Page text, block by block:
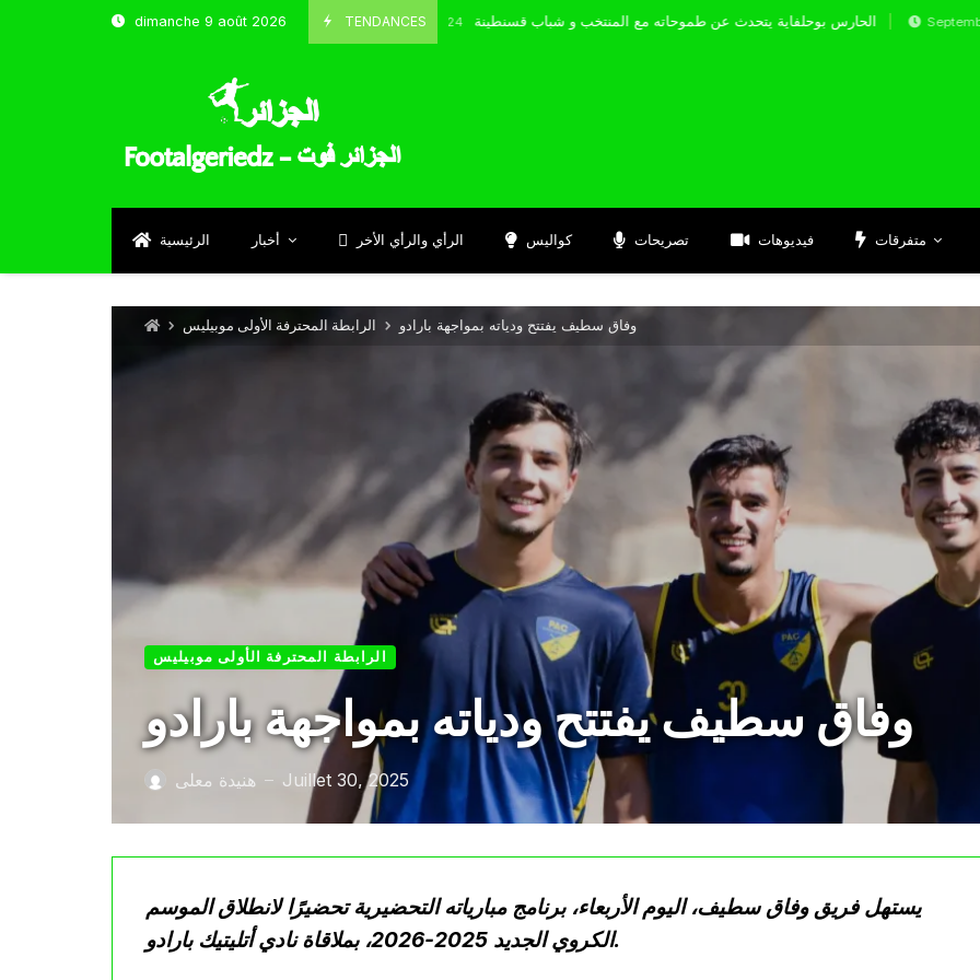
dimanche 9 août 2026 TENDANCES
Octobre 8, 2024 الحارس بوحلفاية يتحدث عن طموحاته مع المنتخب و شباب قسنطينة Septembre 17, 2024
الرئيسية أخبار الرأي والرأي الأخر كواليس تصريحات فيديوهات متفرقات
الرابطة المحترفة الأولى موبيليس وفاق سطيف يفتتح ودياته بمواجهة بارادو
الرابطة المحترفة الأولى موبيليس
وفاق سطيف يفتتح ودياته بمواجهة بارادو
هنيدة معلى — Juillet 30, 2025
يستهل فريق وفاق سطيف، اليوم الأربعاء، برنامج مبارياته التحضيرية تحضيرًا لانطلاق الموسم
الكروي الجديد 2025-2026، بملاقاة نادي أتليتيك بارادو.